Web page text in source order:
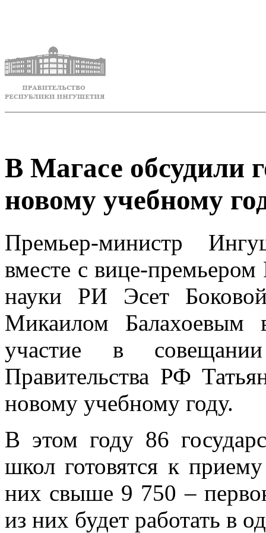
В Магасе обсудили
новому учебному
Премьер-министр
вместе с вице-
науки РИ Эсет
Микаилом Балахоевым
участие в совещании
Правительства РФ
новому учебному году.
В этом году 86
школ готовятся к
них свыше 9 750 –
из них будет работать в